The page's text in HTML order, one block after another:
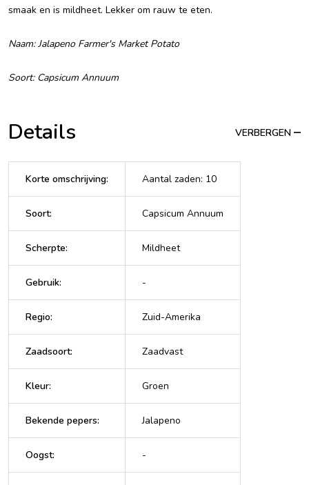
smaak en is mildheet. Lekker om rauw te eten.
Naam: Jalapeno Farmer's Market Potato
Soort: Capsicum Annuum
Details VERBERGEN
Korte omschrijving: Aantal zaden: 10
Soort: Capsicum Annuum
Scherpte: Mildheet
Gebruik: -
Regio: Zuid-Amerika
Zaadsoort: Zaadvast
Kleur: Groen
Bekende pepers: Jalapeno
Oogst: -